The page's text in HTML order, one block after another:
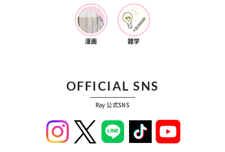
漫画 雑学
OFFICIAL SNS
Ray 公式SNS